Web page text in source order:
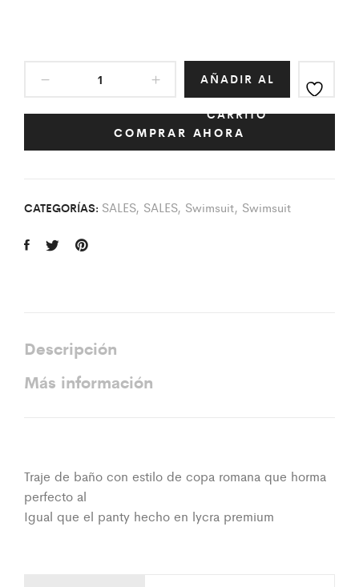
AÑADIR AL
CARRITO
COMPRAR AHORA
CATEGORÍAS: SALES, SALES, Swimsuit, Swimsuit
Descripción
Más información
Traje de baño con estilo de copa romana que horma
perfecto al
Igual que el panty hecho en lycra premium